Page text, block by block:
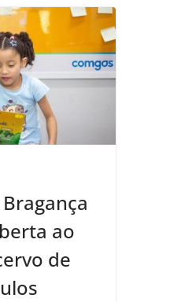
ao
de